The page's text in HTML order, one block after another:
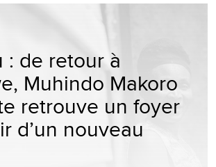
: de retour à
Muhindo Makoro
retrouve un foyer
d’un nouveau